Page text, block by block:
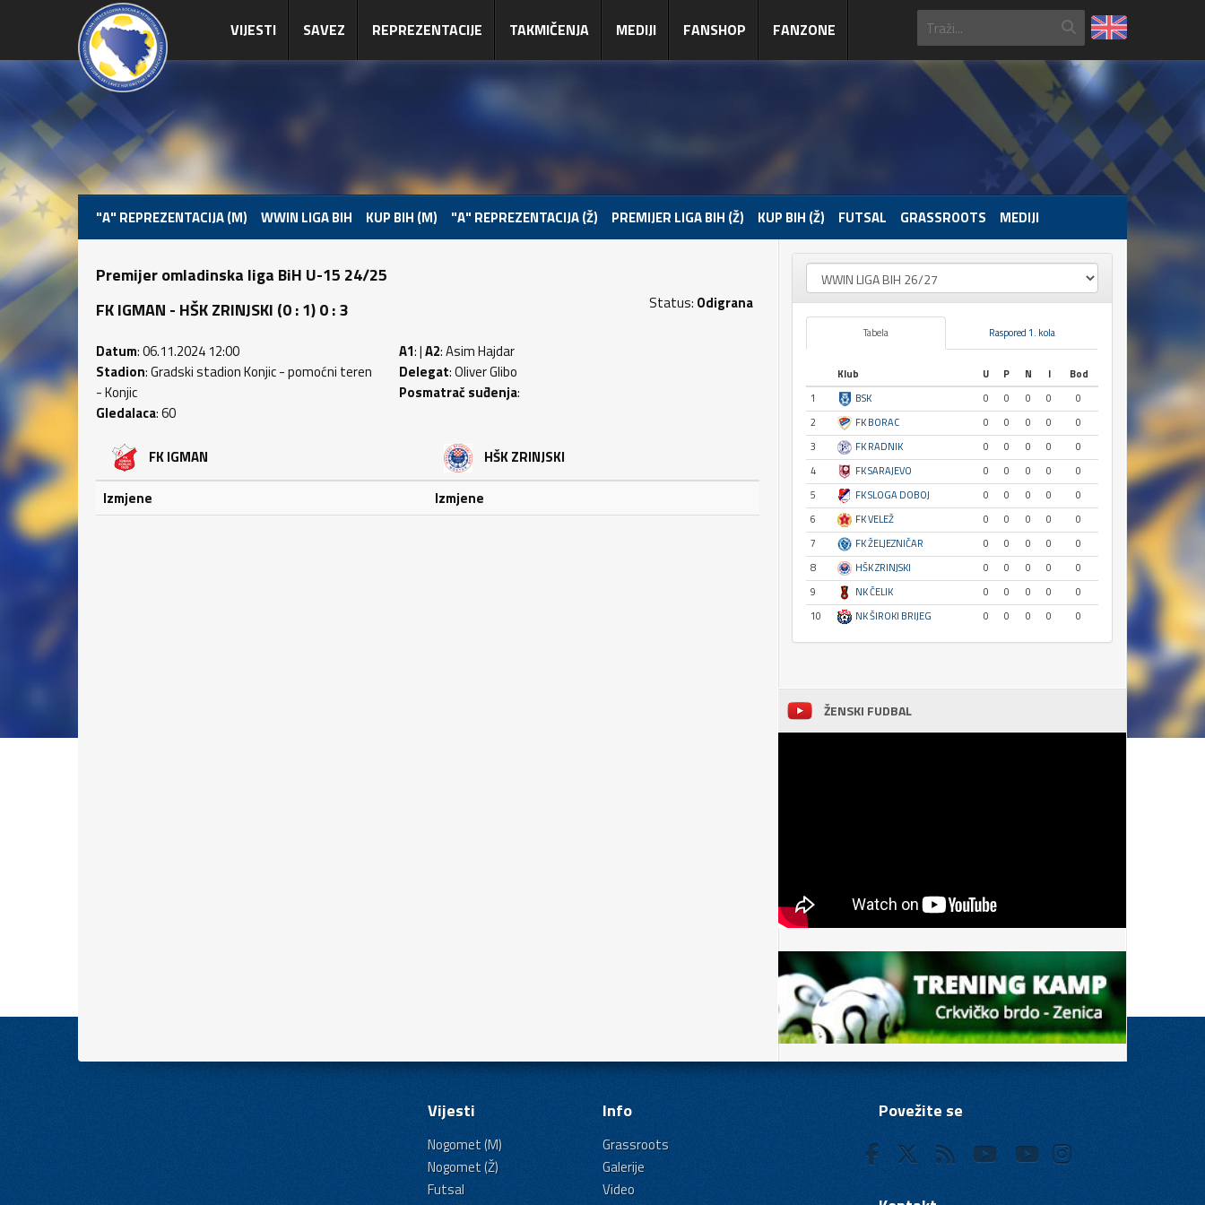
VIJESTI SAVEZ REPREZENTACIJE TAKMIČENJA MEDIJI FANSHOP FANZONE
"A" REPREZENTACIJA (M) WWIN LIGA BIH KUP BIH (M) "A" REPREZENTACIJA (Ž) PREMIJER LIGA BIH (Ž) KUP BIH (Ž) FUTSAL GRASSROOTS MEDIJI
Premijer omladinska liga BiH U-15 24/25
FK IGMAN - HŠK ZRINJSKI (0 : 1) 0 : 3
Status: Odigrana
Datum: 06.11.2024 12:00
Stadion: Gradski stadion Konjic - pomoćni teren
- Konjic
Gledalaca: 60
A1: |A2: Asim Hajdar
Delegat: Oliver Glibo
Posmatrač suđenja:
FK IGMAN
Izmjene
HŠK ZRINJSKI
Izmjene
Tabela Raspored 1. kola
Klub U P N I
Bod
1
BSK 0 0 0 0
0
2
FK BORAC 0 0 0 0
0
3
FK RADNIK 0 0 0 0
0
4
FK SARAJEVO 0 0 0 0
0
5
FK SLOGA DOBOJ 0 0 0 0
0
6
FK VELEŽ 0 0 0 0
0
7
FK ŽELJEZNIČAR 0 0 0 0
0
8
HŠK ZRINJSKI 0 0 0 0
0
9
NK ČELIK 0 0 0 0
0
10
NK ŠIROKI BRIJEG 0 0 0 0 0
ŽENSKI FUDBAL
Vijesti
Nogomet (M)
Nogomet (Ž)
Futsal
Info
Grassroots
Galerije
Video
Povežite se